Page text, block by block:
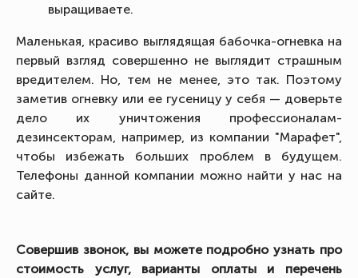
выращиваете.
Маленькая, красиво выглядящая бабочка-огневка на
первый взгляд совершенно не выглядит страшным
вредителем. Но, тем не менее, это так. Поэтому
заметив огневку или ее гусеницу у себя — доверьте
дело их уничтожения профессионалам-
дезинсекторам, например, из компании "Марафет",
чтобы избежать больших проблем в будущем.
Телефоны данной компании можно найти у нас на
сайте.
Совершив звонок, вы можете подробно узнать про
стоимость услуг, варианты оплаты и перечень